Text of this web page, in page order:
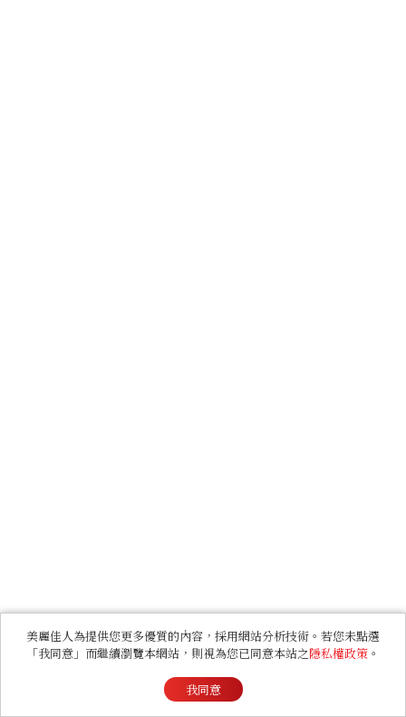
美麗佳人為提供您更多優質的內容，採用網站分析技術。若您未點選
「我同意」而繼續瀏覽本網站，則視為您已同意本站之隱私權政策 。
我同意